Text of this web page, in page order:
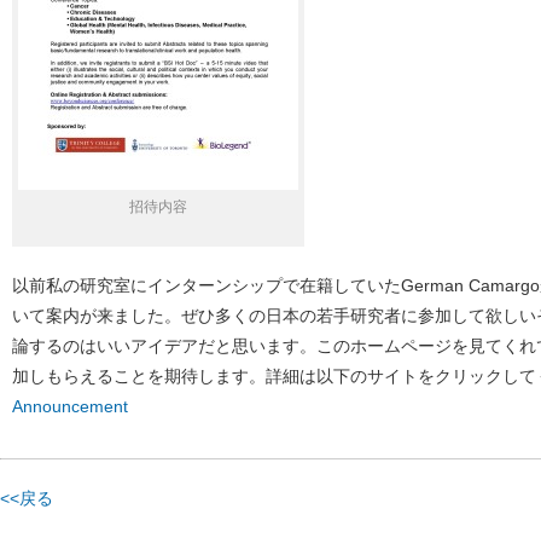
招待内容
以前私の研究室にインターンシップで在籍していたGerman
いて案内が来ました。ぜひ多くの日本の若手研究者に参加して欲し
論するのはいいアイデアだと思います。このホームページを見てく
加しもらえることを期待します。詳細は以下のサイトをクリックし
Announcement
<<戻る